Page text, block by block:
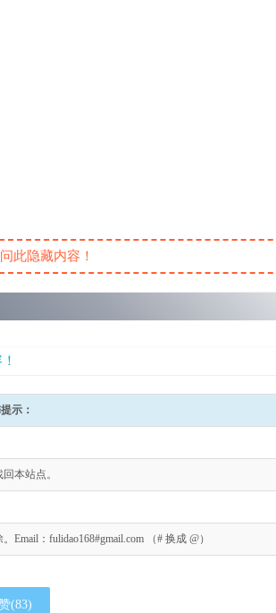
此隐藏内容！
示：
本站点。
：fulidao168#gmail.com （# 换成 @）
(83)